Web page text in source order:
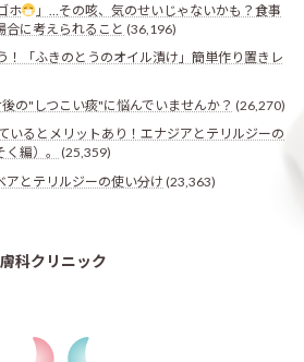
ホ
」…その咳、気のせいじゃないかも？食事
合に考えられること (36,196)
！「ふきのとうのオイル漬け」簡単作り置きレ
の"しつこい痰"に悩んでいませんか？ (26,270)
いるとメリットあり！エナジアとテリルジーの
編）。
(25,359)
アとテリルジーの使い分け (23,363)
科クリニック